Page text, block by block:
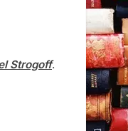
Strogoff.